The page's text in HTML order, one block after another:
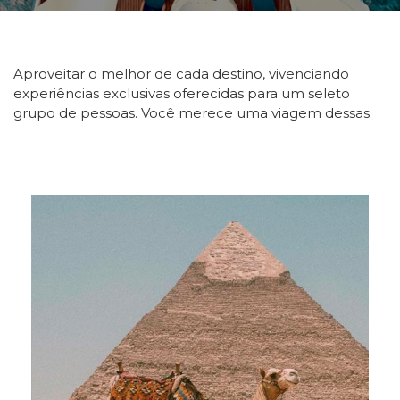
Aproveitar o melhor de cada destino, vivenciando
experiências exclusivas oferecidas para um seleto
grupo de pessoas. Você merece uma viagem dessas.